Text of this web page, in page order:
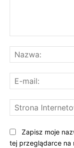
Zapisz moje
tej przeglądarce na